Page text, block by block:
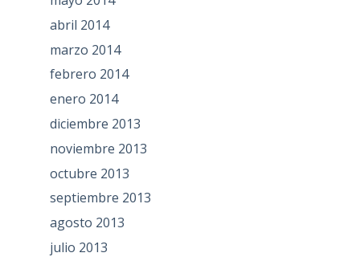
abril 2014
marzo 2014
febrero 2014
enero 2014
diciembre 2013
noviembre 2013
octubre 2013
septiembre 2013
agosto 2013
julio 2013